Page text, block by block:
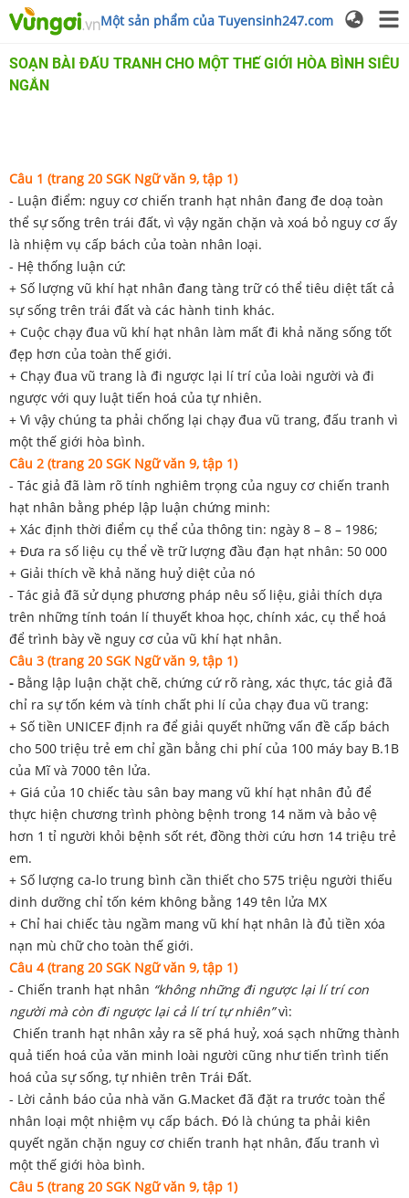
Một sản phẩm của Tuyensinh247.com
SOẠN BÀI ĐẤU TRANH CHO MỘT THẾ GIỚI HÒA BÌNH SIÊU
NGẮN
Câu 1 (trang 20 SGK Ngữ văn 9, tập 1)
- Luận điểm: nguy cơ chiến tranh hạt nhân đang đe doạ toàn
thể sự sống trên trái đất, vì vậy ngăn chặn và xoá bỏ nguy cơ ấy
là nhiệm vụ cấp bách của toàn nhân loại.
- Hệ thống luận cứ:
+ Số lượng vũ khí hạt nhân đang tàng trữ có thể tiêu diệt tất cả
sự sống trên trái đất và các hành tinh khác.
+ Cuộc chạy đua vũ khí hạt nhân làm mất đi khả năng sống tốt
đẹp hơn của toàn thế giới.
+ Chạy đua vũ trang là đi ngược lại lí trí của loài người và đi
ngược với quy luật tiến hoá của tự nhiên.
+ Vì vậy chúng ta phải chống lại chạy đua vũ trang, đấu tranh vì
một thế giới hòa bình.
Câu 2 (trang 20 SGK Ngữ văn 9, tập 1)
- Tác giả đã làm rõ tính nghiêm trọng của nguy cơ chiến tranh
hạt nhân bằng phép lập luận chứng minh:
+ Xác định thời điểm cụ thể của thông tin: ngày 8 – 8 – 1986;
+ Đưa ra số liệu cụ thể về trữ lượng đầu đạn hạt nhân: 50 000
+ Giải thích về khả năng huỷ diệt của nó
- Tác giả đã sử dụng phương pháp nêu số liệu, giải thích dựa
trên những tính toán lí thuyết khoa học, chính xác, cụ thể hoá
để trình bày về nguy cơ của vũ khí hạt nhân.
Câu 3 (trang 20 SGK Ngữ văn 9, tập 1)
- Bằng lập luận chặt chẽ, chứng cứ rõ ràng, xác thực, tác giả đã
chỉ ra sự tốn kém và tính chất phi lí của chạy đua vũ trang:
+ Số tiền UNICEF định ra để giải quyết những vấn đề cấp bách
cho 500 triệu trẻ em chỉ gần bằng chi phí của 100 máy bay B.1B
của Mĩ và 7000 tên lửa.
+ Giá của 10 chiếc tàu sân bay mang vũ khí hạt nhân đủ để
thực hiện chương trình phòng bệnh trong 14 năm và bảo vệ
hơn 1 tỉ người khỏi bệnh sốt rét, đồng thời cứu hơn 14 triệu trẻ
em.
+ Số lượng ca-lo trung bình cần thiết cho 575 triệu người thiếu
dinh dưỡng chỉ tốn kém không bằng 149 tên lửa MX
+ Chỉ hai chiếc tàu ngầm mang vũ khí hạt nhân là đủ tiền xóa
nạn mù chữ cho toàn thế giới.
Câu 4 (trang 20 SGK Ngữ văn 9, tập 1)
- Chiến tranh hạt nhân “không những đi ngược lại lí trí con
người mà còn đi ngược lại cả lí trí tự nhiên”vì:
Chiến tranh hạt nhân xảy ra sẽ phá huỷ, xoá sạch những thành
quả tiến hoá của văn minh loài người cũng như tiến trình tiến
hoá của sự sống, tự nhiên trên Trái Đất.
- Lời cảnh báo của nhà văn G.Macket đã đặt ra trước toàn thể
nhân loại một nhiệm vụ cấp bách. Đó là chúng ta phải kiên
quyết ngăn chặn nguy cơ chiến tranh hạt nhân, đấu tranh vì
một thế giới hòa bình.
Câu 5 (trang 20 SGK Ngữ văn 9, tập 1)